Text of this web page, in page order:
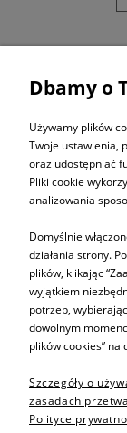
Dbamy o
Używamy plików
Twoje ustawienia,
oraz udostępniać
Pliki cookie
analizowania
Domyślnie
działania strony.
plików, klikając
wyjątkiem
potrzeb,
dowolnym
plików cookies” na
Szczegóły o
zasadach
Polityce